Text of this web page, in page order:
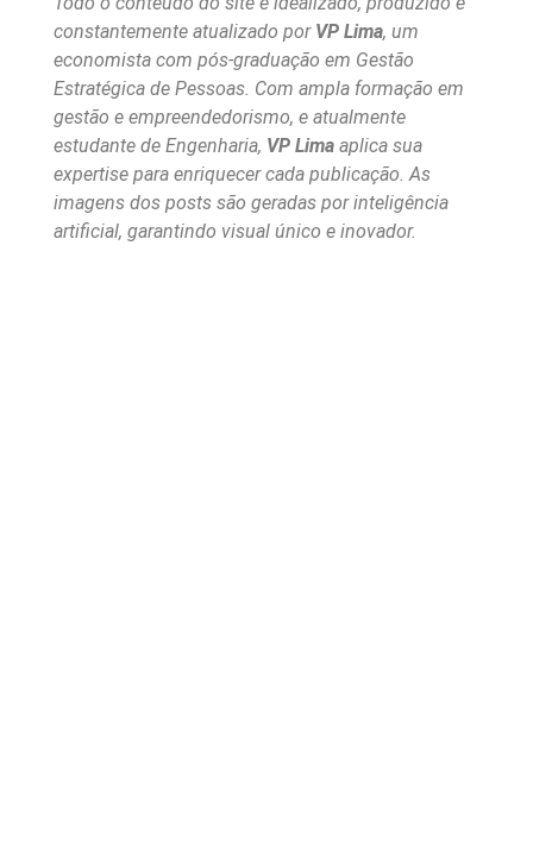
constantemente atualizado por VP Lima, um
economista com pós-graduação em Gestão
Estratégica de Pessoas. Com ampla formação em
gestão e empreendedorismo, e atualmente
estudante de Engenharia, VP Lima aplica sua
expertise para enriquecer cada publicação. As
imagens dos posts são geradas por inteligência
artificial, garantindo visual único e inovador.